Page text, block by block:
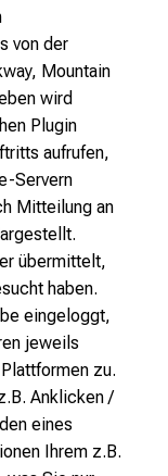
von der
Mountain
wird
Plugin
aufrufen,
Servern
Mitteilung an
übermittelt,
haben.
eingeloggt,
jeweils
zu.
Anklicken /
eines
Ihrem z.B.